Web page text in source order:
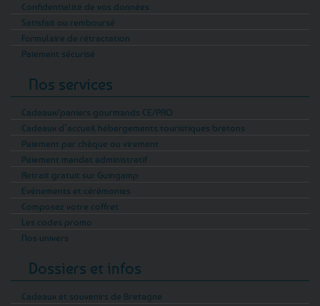
Choisir nos rillettes de poisson en ligne, c’est
également soutenir un artisanat local
authentique, tout en découvrant depuis chez
besoin de prendre la mer, quelques clics
Que vous soyez un inconditionnel des saveurs
marines ou simplement curieux de nouvelles
découvertes gourmandes, vous êtes au bon
poisson artisanales, enfilez votre ciré jaune et
saveurs bretonnes absolument irrésistibles !
Confidentialité de vos données
Satisfait ou remboursé
Formulaire de rétractation
Paiement sécurisé
Nos services
Cadeaux/paniers gourmands CE/PRO
Cadeaux d’accueil hébergements touristiques bretons
Paiement par chèque ou virement
Paiement mandat administratif
Retrait gratuit sur Guingamp
Evénements et cérémonies
Composez votre coffret
Les codes promo
Nos univers
Dossiers et infos
Cadeaux et souvenirs de Bretagne